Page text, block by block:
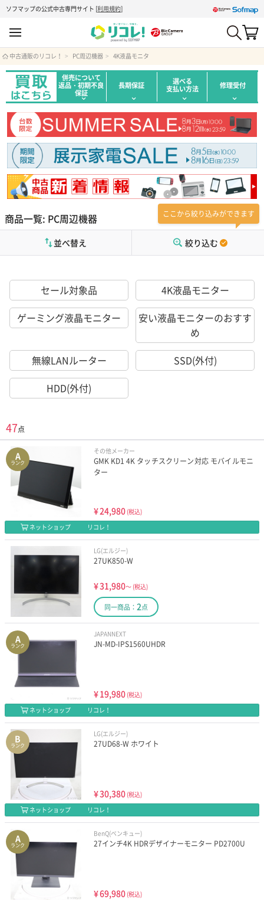
ソフマップの公式中古専門サイト [利用規約]
中古通販のリコレ！ PC周辺機器 4K液晶モニタ
併売について
返品・初期不良
保証
長期保証 選べる
支払い方法 修理受付
商品一覧: PC周辺機器 ここから絞り込みができます
絞り込む
並べ替え
セール対象品
4K液晶モニター
ゲーミング液晶モニター
安い液晶モニターのおすす
め
無線LANルーター
SSD(外付)
HDD(外付)
47点
A
ランク
その他メーカー
GMK KD1 4K タッチスクリーン対応 モバイルモニ
ター
¥24,980 (税込)
ネットショップ
リコレ！
LG(エルジー)
27UK850-W
¥31,980～ (税込)
同一商品： 2点
A
ランク
JAPANNEXT
JN-MD-IPS1560UHDR
¥19,980 (税込)
ネットショップ
リコレ！
B
ランク
LG(エルジー)
27UD68-W ホワイト
¥30,380 (税込)
ネットショップ
リコレ！
A
ランク
BenQ(ベンキュー)
27インチ4K HDRデザイナーモニター PD2700U
¥69,980 (税込)